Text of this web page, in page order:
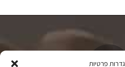
פרטיות
ניתן
לבחור
את